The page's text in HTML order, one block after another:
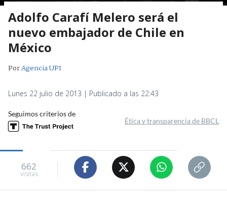
Adolfo Carafí Melero será el
nuevo embajador de Chile en
México
PorAgencia UPI
Lunes 22 julio de 2013 | Publicado a las 22:43
Seguimos criterios de
Ética y transparencia de BBCL
662
visitas